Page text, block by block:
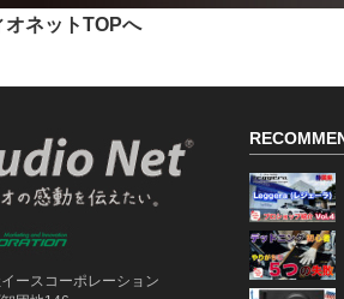
ネットTOPへ
ースコーポレーション